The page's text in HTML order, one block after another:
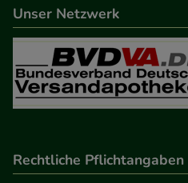
Unser Netzwerk
Rechtliche Pflichtangaben